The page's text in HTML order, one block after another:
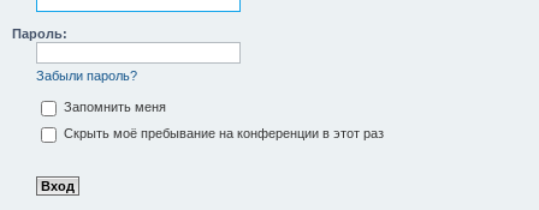
Пароль:
Забыли пароль?
Запомнить меня
Скрыть моё пребывание на конференции в этот раз